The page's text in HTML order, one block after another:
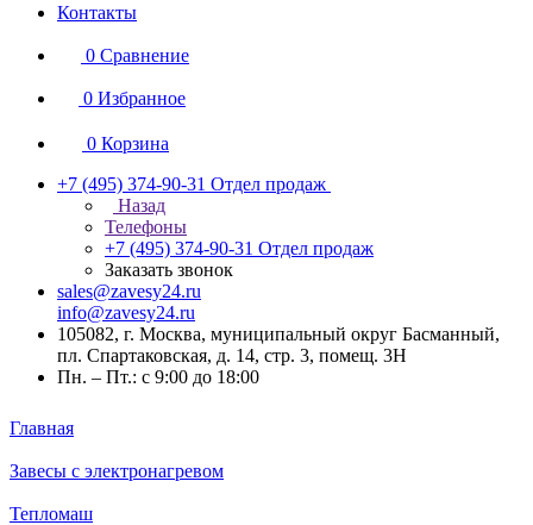
Контакты
0 Сравнение
0 Избранное
0 Корзина
+7 (495) 374-90-31 Отдел продаж
Назад
Телефоны
+7 (495) 374-90-31 Отдел продаж
Заказать звонок
sales@zavesy24.ru
info@zavesy24.ru
105082, г. Москва, муниципальный округ Басманный,
пл. Спартаковская, д. 14, стр. 3, помещ. 3Н
Пн. – Пт.: с 9:00 до 18:00
Главная
Завесы с электронагревом
Тепломаш